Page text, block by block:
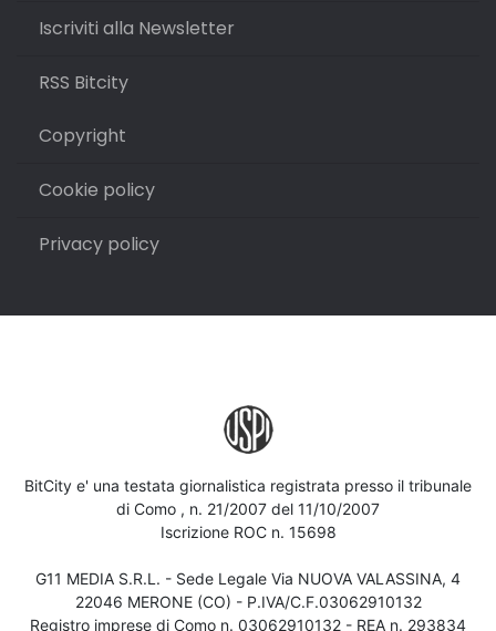
Iscriviti alla Newsletter
RSS Bitcity
Copyright
Cookie policy
Privacy policy
BitCity e' una testata giornalistica registrata presso il tribunale
di Como , n. 21/2007 del 11/10/2007
Iscrizione ROC n. 15698
G11 MEDIA S.R.L. - Sede Legale Via NUOVA VALASSINA, 4
22046 MERONE (CO) - P.IVA/C.F.03062910132
Registro imprese di Como n. 03062910132 - REA n. 293834